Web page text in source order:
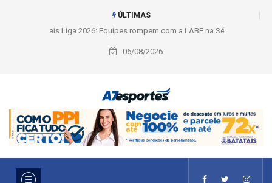
ÚLTIMAS
Liga 2026: Equipes rompem com a LABE na Série Ouro e entidade define
a 2° fase, times e formato
06/08/2026